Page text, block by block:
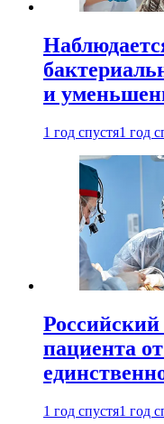
и
1 год спустя1 год
Российский
пациента
1 год спустя1 год